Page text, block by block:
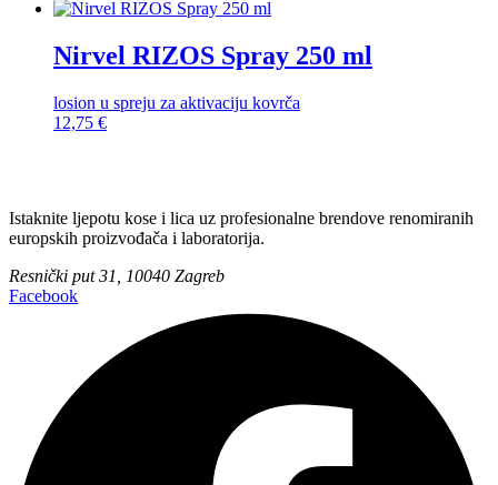
Nirvel RIZOS Spray 250 ml
losion u spreju za aktivaciju kovrča
12,75 €
Istaknite ljepotu kose i lica uz profesionalne brendove renomiranih
europskih proizvođača i laboratorija.
Resnički put 31, 10040 Zagreb
Facebook